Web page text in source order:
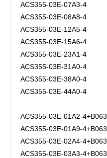
ACS355-03E-07A3-4
ACS355-03E-08A8-4
ACS355-03E-12A5-4
ACS355-03E-15A6-4
ACS355-03E-23A1-4
ACS355-03E-31A0-4
ACS355-03E-38A0-4
ACS355-03E-44A0-4
ACS355-03E-01A2-4+B063
ACS355-03E-01A9-4+B063
ACS355-03E-02A4-4+B063
ACS355-03E-03A3-4+B063